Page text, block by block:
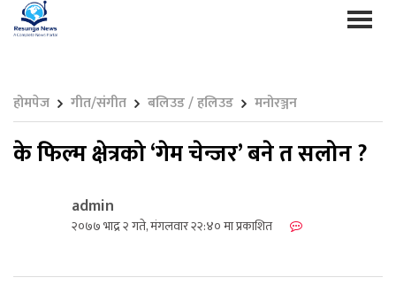
होमपेज गीत/संगीत बलिउड / हलिउड मनोरञ्जन
के फिल्म क्षेत्रको ‘गेम चेन्जर’ बने त सलोन ?
admin
२०७७ भाद्र २ गते, मंगलवार २२:४० मा प्रकाशित